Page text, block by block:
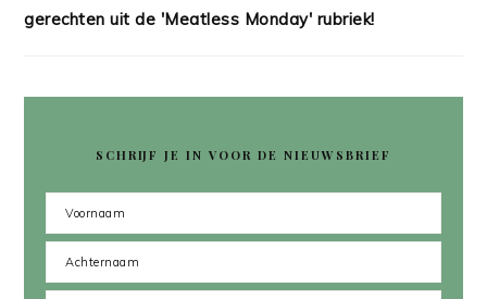
gerechten uit de 'Meatless Monday' rubriek!
SCHRIJF JE IN VOOR DE NIEUWSBRIEF